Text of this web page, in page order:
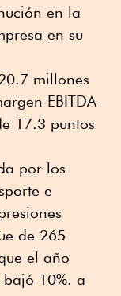
en la
en su
millones
EBITDA
17.3 puntos
por los
e
de 265
el año
bajó 10%. a